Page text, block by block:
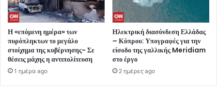
Η «επόμενη ημέρα» των
πυρόπληκτων το μεγάλο
στοίχημα της κυβέρνησης- Σε
θέσεις μάχης η αντιπολίτευση
1 ημέρα ago
Ηλεκτρική διασύνδεση Ελλάδας
– Κύπρου: Υπογραφές για την
είσοδο της γαλλικής Meridiam
στο έργο
2 ημέρες ago